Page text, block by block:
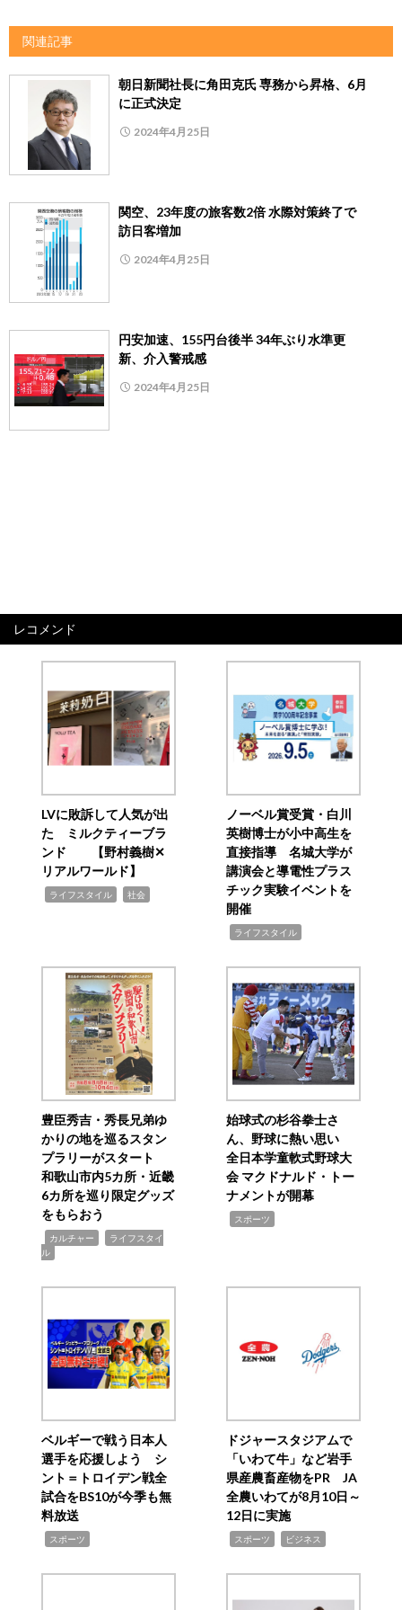
関連記事
朝日新聞社長に角田克氏 専務から昇格、6月
に正式決定
2024年4月25日
関空、23年度の旅客数2倍 水際対策終了で
訪日客増加
2024年4月25日
円安加速、155円台後半 34年ぶり水準更
新、介入警戒感
2024年4月25日
レコメンド
LVに敗訴して人気が出
た ミルクティーブラ
ンド 【野村義樹✕
リアルワールド】
ライフスタイル 社会
ノーベル賞受賞・白川
英樹博士が小中高生を
直接指導 名城大学が
講演会と導電性プラス
チック実験イベントを
開催
ライフスタイル
豊臣秀吉・秀長兄弟ゆ
かりの地を巡るスタン
プラリーがスタート
和歌山市内5カ所・近畿
6カ所を巡り限定グッズ
をもらおう
カルチャー
ライフスタイ
ル
始球式の杉谷拳士さ
ん、野球に熱い思い
全日本学童軟式野球大
会 マクドナルド・トー
ナメントが開幕
スポーツ
ベルギーで戦う日本人
選手を応援しよう シ
ント＝トロイデン戦全
試合をBS10が今季も無
料放送
スポーツ
ドジャースタジアムで
「いわて牛」など岩手
県産農畜産物をPR JA
全農いわてが8月10日～
12日に実施
スポーツ ビジネス